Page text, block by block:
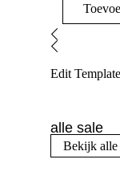
Edit Template
alle sale
Bekijk alle